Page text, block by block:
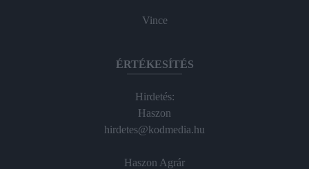
Vince
ÉRTÉKESÍTÉS
Hirdetés:
Haszon
hirdetes@kodmedia.hu
Haszon Agrár